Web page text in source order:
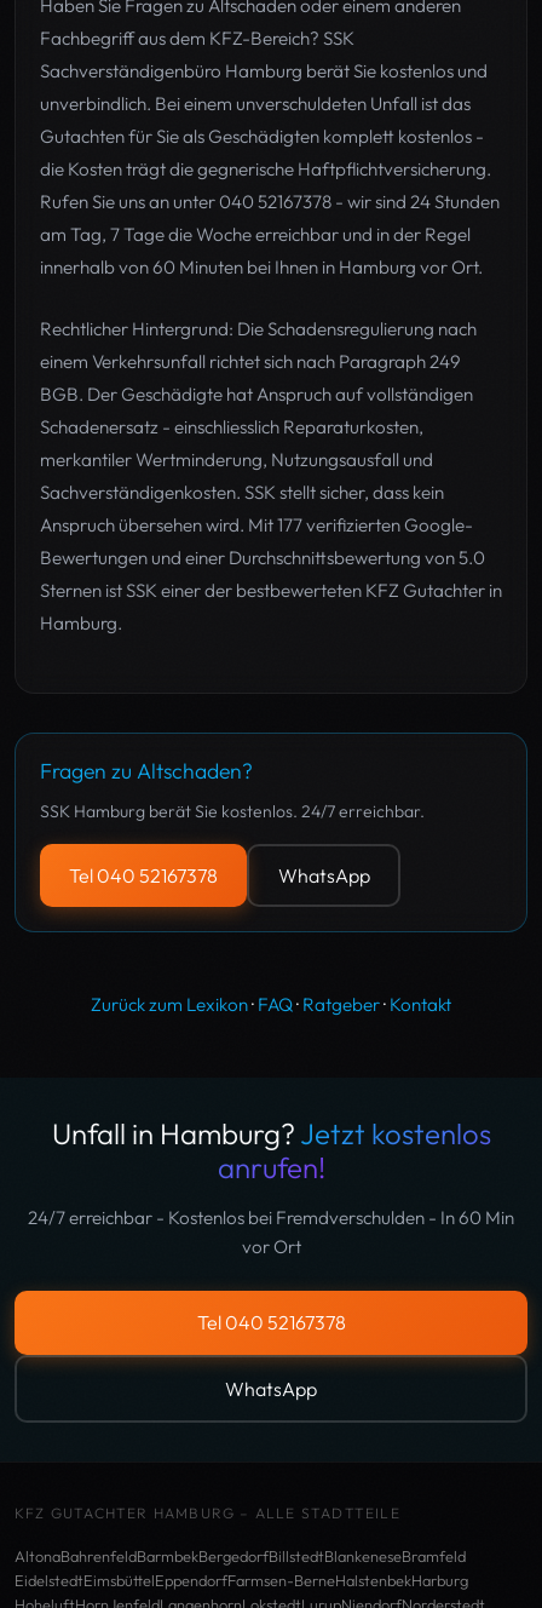
Haben Sie Fragen zu Altschaden oder einem anderen
Fachbegriff aus dem KFZ-Bereich? SSK
Sachverständigenbüro Hamburg berät Sie kostenlos und
unverbindlich. Bei einem unverschuldeten Unfall ist das
Gutachten für Sie als Geschädigten komplett kostenlos -
die Kosten trägt die gegnerische Haftpflichtversicherung.
Rufen Sie uns an unter 040 52167378 - wir sind 24 Stunden
am Tag, 7 Tage die Woche erreichbar und in der Regel
innerhalb von 60 Minuten bei Ihnen in Hamburg vor Ort.
Rechtlicher Hintergrund: Die Schadensregulierung nach
einem Verkehrsunfall richtet sich nach Paragraph 249
BGB. Der Geschädigte hat Anspruch auf vollständigen
Schadenersatz - einschliesslich Reparaturkosten,
merkantiler Wertminderung, Nutzungsausfall und
Sachverständigenkosten. SSK stellt sicher, dass kein
Anspruch übersehen wird. Mit 177 verifizierten Google-
Bewertungen und einer Durchschnittsbewertung von 5.0
Sternen ist SSK einer der bestbewerteten KFZ Gutachter in
Hamburg.
Fragen zu Altschaden?
SSK Hamburg berät Sie kostenlos. 24/7 erreichbar.
Tel 040 52167378 WhatsApp
Zurück zum Lexikon· FAQ· Ratgeber· Kontakt
Unfall in Hamburg? Jetzt kostenlos
anrufen!
24/7 erreichbar - Kostenlos bei Fremdverschulden - In 60 Min
vor Ort
Tel 040 52167378
WhatsApp
KFZ GUTACHTER HAMBURG – ALLE STADTTEILE
AltonaBahrenfeldBarmbekBergedorfBillstedtBlankeneseBramfeld
EidelstedtEimsbüttelEppendorfFarmsen-BerneHalstenbekHarburg